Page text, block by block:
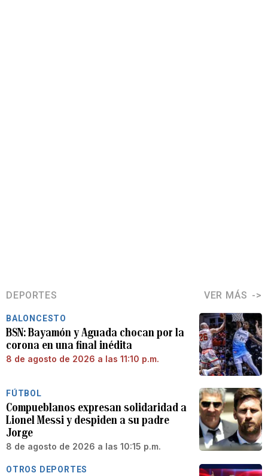
DEPORTES VER MÁS
BALONCESTO
BSN: Bayamón y Aguada chocan por la
corona en una final inédita
8 de agosto de 2026 a las 11:10 p.m.
FÚTBOL
Compueblanos expresan solidaridad a
Lionel Messi y despiden a su padre
Jorge
8 de agosto de 2026 a las 10:15 p.m.
OTROS DEPORTES